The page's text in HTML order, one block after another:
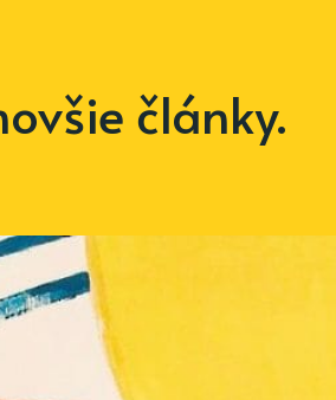
články.